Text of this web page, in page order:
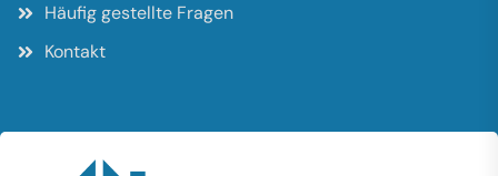
Häufig gestellte Fragen
Kontakt